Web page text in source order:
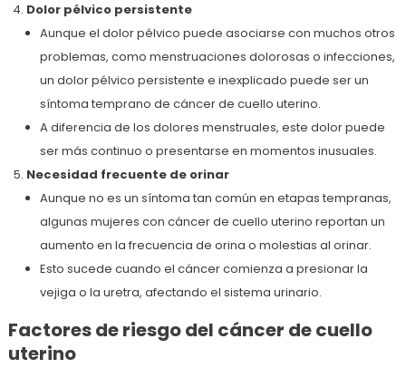
Dolor pélvico persistente
Aunque el dolor pélvico puede asociarse con muchos otros
problemas, como menstruaciones dolorosas o infecciones,
un dolor pélvico persistente e inexplicado puede ser un
síntoma temprano de cáncer de cuello uterino.
A diferencia de los dolores menstruales, este dolor puede
ser más continuo o presentarse en momentos inusuales.
Necesidad frecuente de orinar
Aunque no es un síntoma tan común en etapas tempranas,
algunas mujeres con cáncer de cuello uterino reportan un
aumento en la frecuencia de orina o molestias al orinar.
Esto sucede cuando el cáncer comienza a presionar la
vejiga o la uretra, afectando el sistema urinario.
Factores de riesgo del cáncer de cuello
uterino